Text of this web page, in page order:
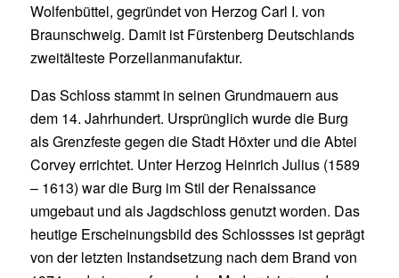
Wolfenbüttel, gegründet von Herzog Carl I. von
Braunschweig. Damit ist Fürstenberg Deutschlands
zweitälteste Porzellanmanufaktur.
Das Schloss stammt in seinen Grundmauern aus
dem 14. Jahrhundert. Ursprünglich wurde die Burg
als Grenzfeste gegen die Stadt Höxter und die Abtei
Corvey errichtet. Unter Herzog Heinrich Julius (1589
– 1613) war die Burg im Stil der Renaissance
umgebaut und als Jagdschloss genutzt worden. Das
heutige Erscheinungsbild des Schlossses ist geprägt
von der letzten Instandsetzung nach dem Brand von